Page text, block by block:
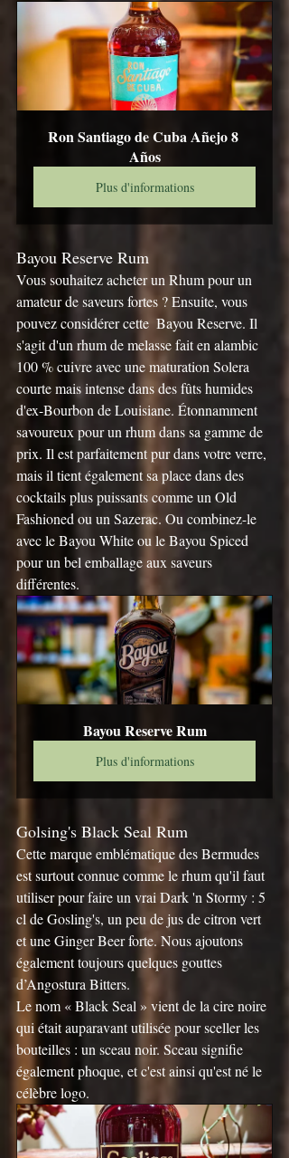
Ron Santiago de Cuba Añejo 8
Años
Plus d'informations
Bayou Reserve Rum
Vous souhaitez acheter un Rhum pour un
amateur de saveurs fortes ? Ensuite, vous
pouvez considérer cette  Bayou Reserve. Il
s'agit d'un rhum de melasse fait en alambic
100 % cuivre avec une maturation Solera
courte mais intense dans des fûts humides
d'ex-Bourbon de Louisiane. Étonnamment
savoureux pour un rhum dans sa gamme de
prix. Il est parfaitement pur dans votre verre,
mais il tient également sa place dans des
cocktails plus puissants comme un Old
Fashioned ou un Sazerac. Ou combinez-le
avec le Bayou White ou le Bayou Spiced
pour un bel emballage aux saveurs
différentes.
Bayou Reserve Rum
Plus d'informations
Golsing's Black Seal Rum
Cette marque emblématique des Bermudes
est surtout connue comme le rhum qu'il faut
utiliser pour faire un vrai Dark 'n Stormy : 5
cl de Gosling's, un peu de jus de citron vert
et une Ginger Beer forte. Nous ajoutons
également toujours quelques gouttes
d’Angostura Bitters.
Le nom « Black Seal » vient de la cire noire
qui était auparavant utilisée pour sceller les
bouteilles : un sceau noir. Sceau signifie
également phoque, et c'est ainsi qu'est né le
célèbre logo.